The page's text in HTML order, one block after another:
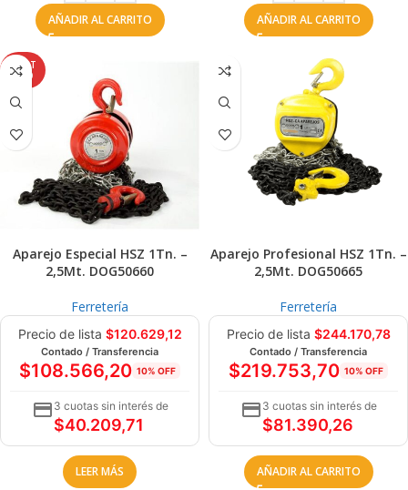
AÑADIR AL CARRITO AÑADIR AL CARRITO
AGOT
ADO
Aparejo Especial HSZ 1Tn. –
2,5Mt. DOG50660
Ferretería
Precio de lista $120.629,12
Contado / Transferencia
$108.566,20 10% OFF
3 cuotas sin interés de
$40.209,71
LEER MÁS
Aparejo Profesional HSZ 1Tn. –
2,5Mt. DOG50665
Ferretería
Precio de lista $244.170,78
Contado / Transferencia
$219.753,70 10% OFF
3 cuotas sin interés de
$81.390,26
AÑADIR AL CARRITO